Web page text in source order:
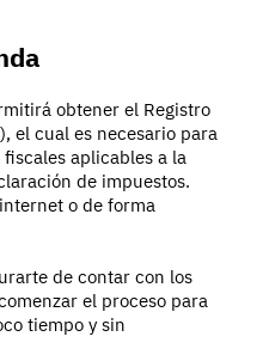
obtener el Registro
el cual es necesario para
aplicables a la
de impuestos.
o de forma
de contar con los
el proceso para
tiempo y sin